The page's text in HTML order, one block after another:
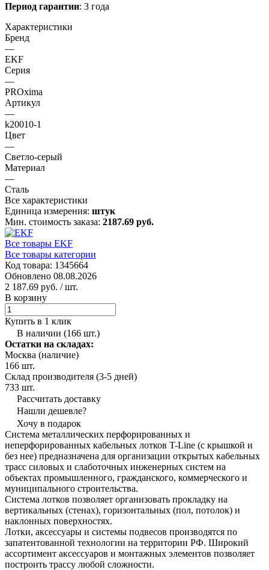
Период гарантии: 3 года
Характеристики
Бренд
—
EKF
Серия
—
PROxima
Артикул
—
k20010-1
Цвет
—
Светло-серый
Материал
—
Сталь
Все характеристики
Единица измерения: штук
Мин. стоимость заказа: 2187.69 руб.
Все товары EKF
Все товары категории
Код товара: 1345664
Обновлено 08.08.2026
2 187.69 руб. / шт.
В корзину
Купить в 1 клик
В наличии (166 шт.)
Остатки на складах:
Москва (наличие)
166 шт.
Склад производителя (3-5 дней)
733 шт.
Рассчитать доставку
Нашли дешевле?
Хочу в подарок
Система металлических перфорированных и
неперфорированных кабельных лотков T-Line (с крышкой и
без нее) предназначена для организации открытых кабельных
трасс силовых и слаботочных инженерных систем на
объектах промышленного, гражданского, коммерческого и
муниципального строительства.
Система лотков позволяет организовать прокладку на
вертикальных (стенах), горизонтальных (пол, потолок) и
наклонных поверхностях.
Лотки, аксессуары и системы подвесов производятся по
запатентованной технологии на территории РФ. Широкий
ассортимент аксессуаров и монтажных элементов позволяет
построить трассу любой сложности.